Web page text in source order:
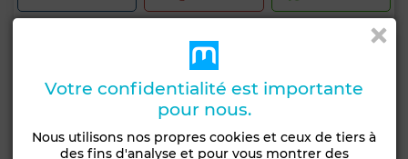
Votre confidentialité est importante
pour nous.
Nous utilisons nos propres cookies et ceux de tiers à
des fins d'analyse et pour vous montrer des